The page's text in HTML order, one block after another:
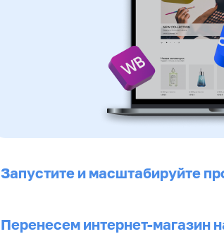
Запустите и масштабируйте
Перенесем интернет-магазин